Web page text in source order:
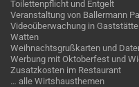
Toilettenpflicht und Entgelt
Veranstaltung von Ballermann
Videoüberwachung in Gaststätte
Watten
Weihnachtsgrußkarten und
Werbung mit Oktoberfest und
Zusatzkosten im Restaurant
… alle Wirtshausthemen